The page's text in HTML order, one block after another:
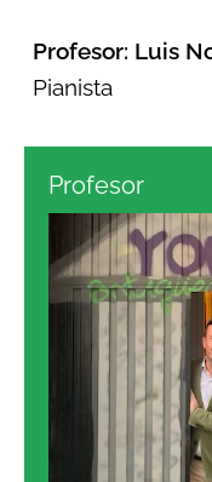
Profesor: Luis
Pianista
Profesor